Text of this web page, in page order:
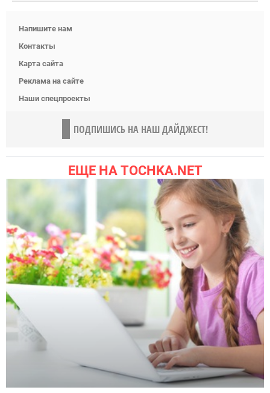
Напишите нам
Контакты
Карта сайта
Реклама на сайте
Наши спецпроекты
ПОДПИШИСЬ НА НАШ ДАЙДЖЕСТ!
ЕЩЕ НА TOCHKA.NET